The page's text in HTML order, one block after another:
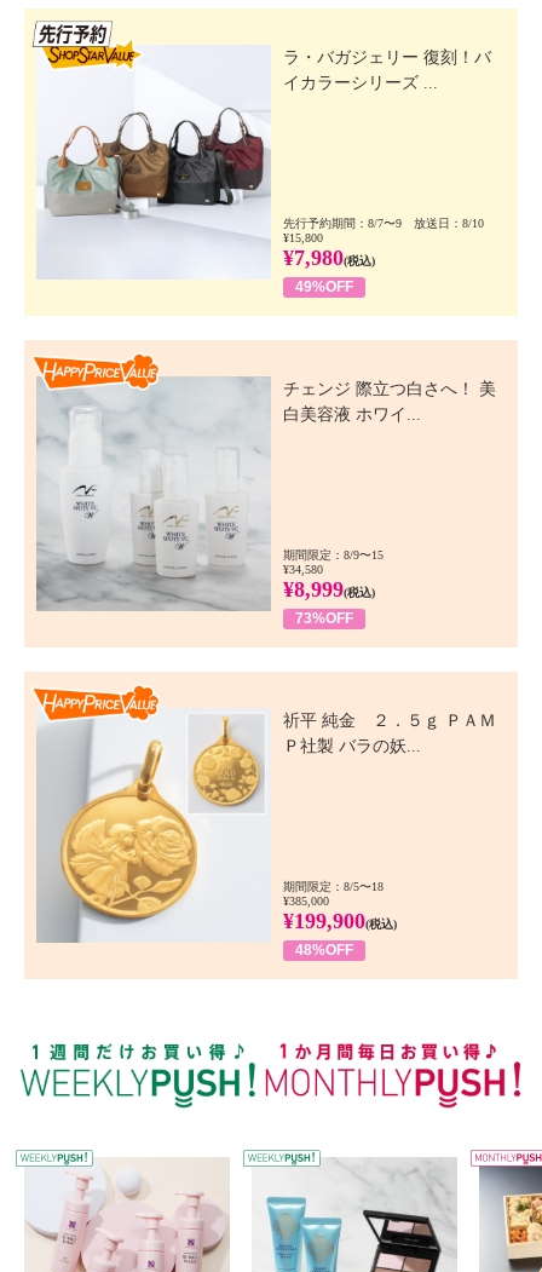
ラ・バガジェリー 復刻！バ
イカラーシリーズ ...
先行予約期間：8/7〜9 放送日：8/10
¥15,800
¥7,980(税込)
49%OFF
チェンジ 際立つ白さへ！ 美
白美容液 ホワイ...
期間限定：8/9〜15
¥34,580
¥8,999(税込)
73%OFF
祈平 純金 ２．５ｇ ＰＡＭ
Ｐ社製 バラの妖...
期間限定：8/5〜18
¥385,000
¥199,900(税込)
48%OFF
WEEKLY PUSH